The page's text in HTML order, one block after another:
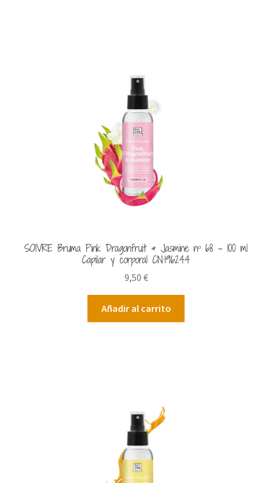
SOIVRE Bruma Pink Dragonfruit & Jasmine nº 68 – 100 ml
Capilar y corporal CN:196244
9,50 €
Añadir al carrito